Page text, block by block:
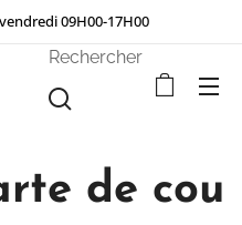
09H00-17H00
Rechercher
de cou